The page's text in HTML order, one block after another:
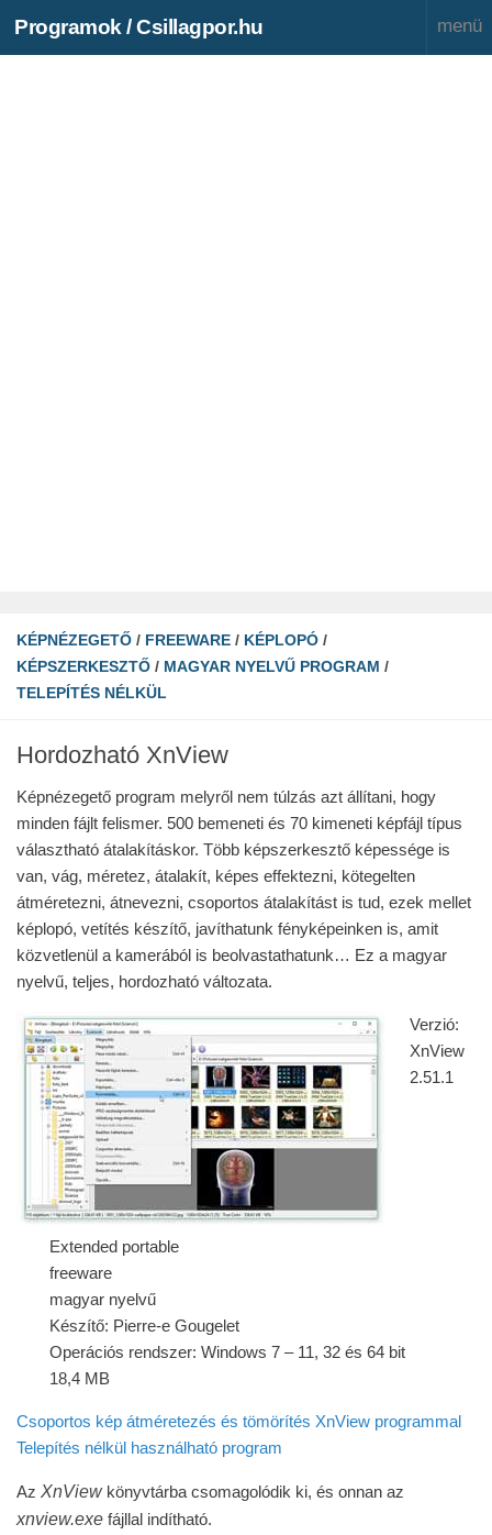
Programok / Csillagpor.hu
KÉPNÉZEGETŐ / FREEWARE / KÉPLOPÓ /
KÉPSZERKESZTŐ / MAGYAR NYELVŰ PROGRAM /
TELEPÍTÉS NÉLKÜL
Hordozható XnView
Képnézegető program melyről nem túlzás azt állítani, hogy
minden fájlt felismer. 500 bemeneti és 70 kimeneti képfájl típus
választható átalakításkor. Több képszerkesztő képessége is
van, vág, méretez, átalakít, képes effektezni, kötegelten
átméretezni, átnevezni, csoportos átalakítást is tud, ezek mellet
képlopó, vetítés készítő, javíthatunk fényképeinken is, amit
közvetlenül a kamerából is beolvastathatunk… Ez a magyar
nyelvű, teljes, hordozható változata.
Verzió:
XnView
2.51.1
Extended portable
freeware
magyar nyelvű
Készítő: Pierre-e Gougelet
Operációs rendszer: Windows 7 – 11, 32 és 64 bit
18,4 MB
Csoportos kép átméretezés és tömörítés XnView programmal
Telepítés nélkül használható program
Az XnViewkönyvtárba csomagolódik ki, és onnan az
xnview.exe fájllal indítható.